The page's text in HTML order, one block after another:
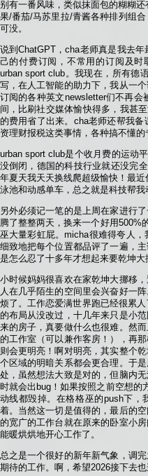
别有一番风味，类似抹面包的糊糊
果/番茄/马苏里拉/青酱各种排列组
可没。
说到ChatGPT，cha老师真是我去
己的付费订阅，不常用的订阅及时
urban sport club。我现在，所有德
写，在人工智能的助力下，我从一
订阅的各种英文newsletter们不再
间，比刷社交媒体愉快得多，我甚
的费用省了出来。cha老师还帮我
资理财报税这类事情，各种搞不懂
urban sport club是个收月费的运动
没倒闭，德国的科技行业就还没完
年夏天我天天换线爬超级愉快！最
泳池和动感单车，总之就是科技帮我
另外必须记一笔的是上周在家进行
腾了整整两天，换来一个好用500%
巫大量彩虹屁。micha很难得夸人
细致地把每个位置都品评了一遍，
是怎么忍了十多年才想起来要乾坤大
小时候妈妈很喜欢在家乾坤大挪移
人在几乎陌生的空间里会兴奋好一
烦了。工作恋爱满世界跑已经很累
的布局从没改过，十几年来只是小
来的房子，真要做什么也很难。然
的工作室（可以兼作客房！），再
则会更明亮！啊对明亮，其实整个
个区域的明暗关系都会更合理。于
处，虽然想法大致是对的，但脑内
时就会出bug！如果按照之前空想的
动线都毁掉。在格格巫的push下，
着。当然这一切是值得的，最后的
的宽广的工作台就在原来的卧室小
能暖烘烘地开心工作了。
总之是一个很好的新年新气象，调
期待的工作。啊，希望2026接下去